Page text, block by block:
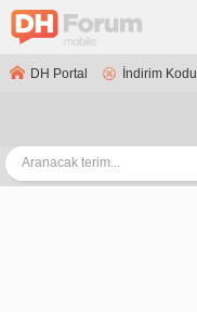
DH Portal İndirim Kodu